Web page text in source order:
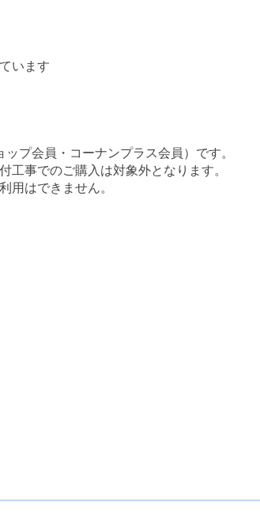
います
プ会員・コーナンプラス会員）です。
工事でのご購入は対象外となります。
用はできません。